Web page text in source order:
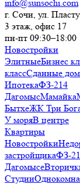
info@sunsochi.com
г. Сочи, ул.
3 этаж, офис 17
пн-пт 09:30–18:00
Новостройки
ЭлитныеБизнес
классСданные
ИпотекаФЗ-214
ДагомысМамайка
БытхеЖК Три
У моряВ центре
Квартиры
Новостройки
застройщикаФЗ-
Дагомысе
Студии